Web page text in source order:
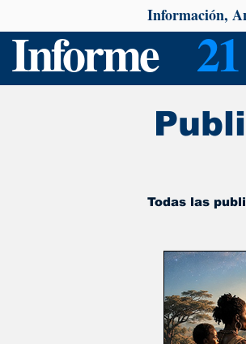
Informe 21
Información,
Todas las
De interés